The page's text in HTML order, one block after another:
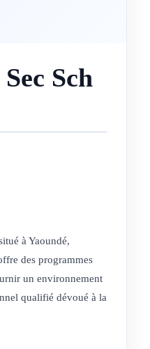
Sch
à Yaoundé,
des programmes
un environnement
qualifié dévoué à la